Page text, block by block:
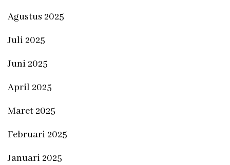
Agustus 2025
Juli 2025
Juni 2025
April 2025
Maret 2025
Februari 2025
Januari 2025